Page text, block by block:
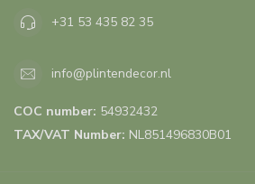
+31 53 435 82 35
info@plintendecor.nl
COC number: 54932432
TAX/VAT Number: NL851496830B01